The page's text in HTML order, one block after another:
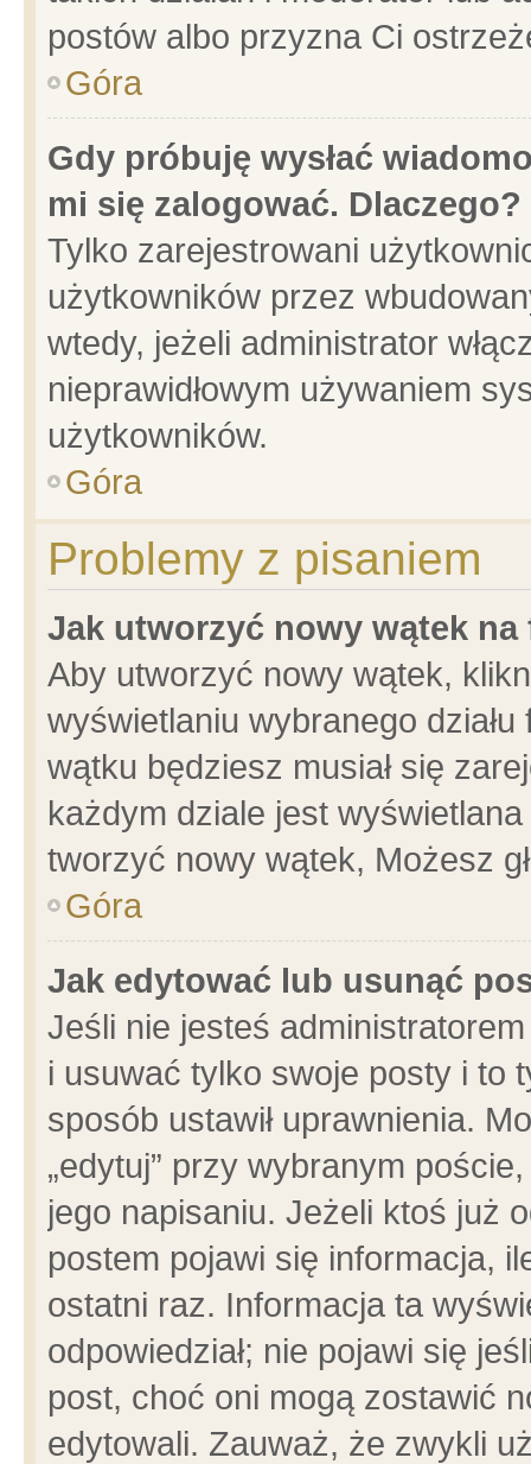
postów albo przyzna Ci
Góra
Gdy próbuję wysłać
mi się zalogować. Dlaczego?
Tylko zarejestrowani
użytkowników przez
wtedy, jeżeli administrator
nieprawidłowym używaniem
użytkowników.
Góra
Problemy z pisaniem
Jak utworzyć nowy wątek na
Aby utworzyć nowy wątek,
wyświetlaniu wybranego
wątku będziesz musiał się
każdym dziale jest
tworzyć nowy wątek, Możesz
Góra
Jak edytować lub usunąć
Jeśli nie jesteś
i usuwać tylko swoje posty i to
sposób ustawił uprawnienia.
„edytuj” przy wybranym
jego napisaniu. Jeżeli ktoś już
postem pojawi się informacja,
ostatni raz. Informacja ta
odpowiedział; nie pojawi się
post, choć oni mogą zostawić
edytowali. Zauważ, że zwykli